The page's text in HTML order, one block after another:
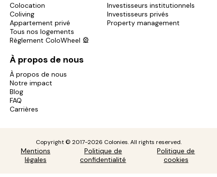
Colocation
Coliving
Appartement privé
Tous nos logements
Règlement ColoWheel 🎡
Investisseurs institutionnels
Investisseurs privés
Property management
À propos de nous
À propos de nous
Notre impact
Blog
FAQ
Carrières
Copyright © 2017-2026 Colonies. All rights reserved.
Mentions
légales
Politique de
confidentialité
Politique de
cookies